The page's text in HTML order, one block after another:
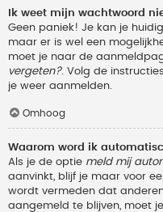
Ik weet mijn wachtwoord
Geen paniek! Je kan je
maar er is wel een
moet je naar de
vergeten?. Volg de
je weer aanmelden.
Omhoog
Waarom word ik
Als je de optie meld mij
aanvinkt, blijf je maar voor
wordt vermeden dat
aangemeld te blijven, moet